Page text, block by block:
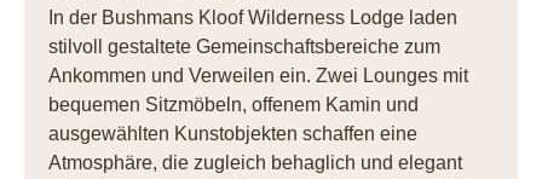
In der Bushmans Kloof Wilderness Lodge laden
stilvoll gestaltete Gemeinschaftsbereiche zum
Ankommen und Verweilen ein. Zwei Lounges mit
bequemen Sitzmöbeln, offenem Kamin und
ausgewählten Kunstobjekten schaffen eine
Atmosphäre, die zugleich behaglich und elegant